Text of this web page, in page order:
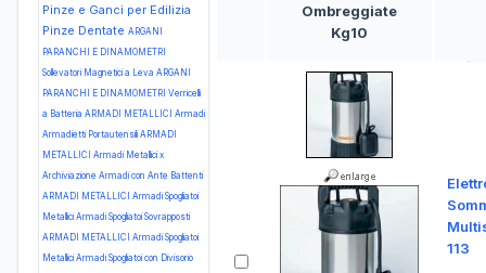
Pinze e Ganci per Edilizia
Pinze Dentate ARGANI
PARANCHI E DINAMOMETRI
Sollevatori Magnetici a Leva ARGANI
PARANCHI E DINAMOMETRI Verricelli
a Batteria ARMADI METALLICI Armadi
Armadietti PortautensiliARMADI
METALLICI Armadi Metallici x
Archiviazione Armadi con Ante Battenti
ARMADI METALLICI Armadi Spogliatoi
Metallici Armadi Spogliatoi Sovrapposti
ARMADI METALLICI Armadi Spogliatoi
Metallici Armadi Spogliatoi con Divisorio
Ombreggiate
Kg10
113